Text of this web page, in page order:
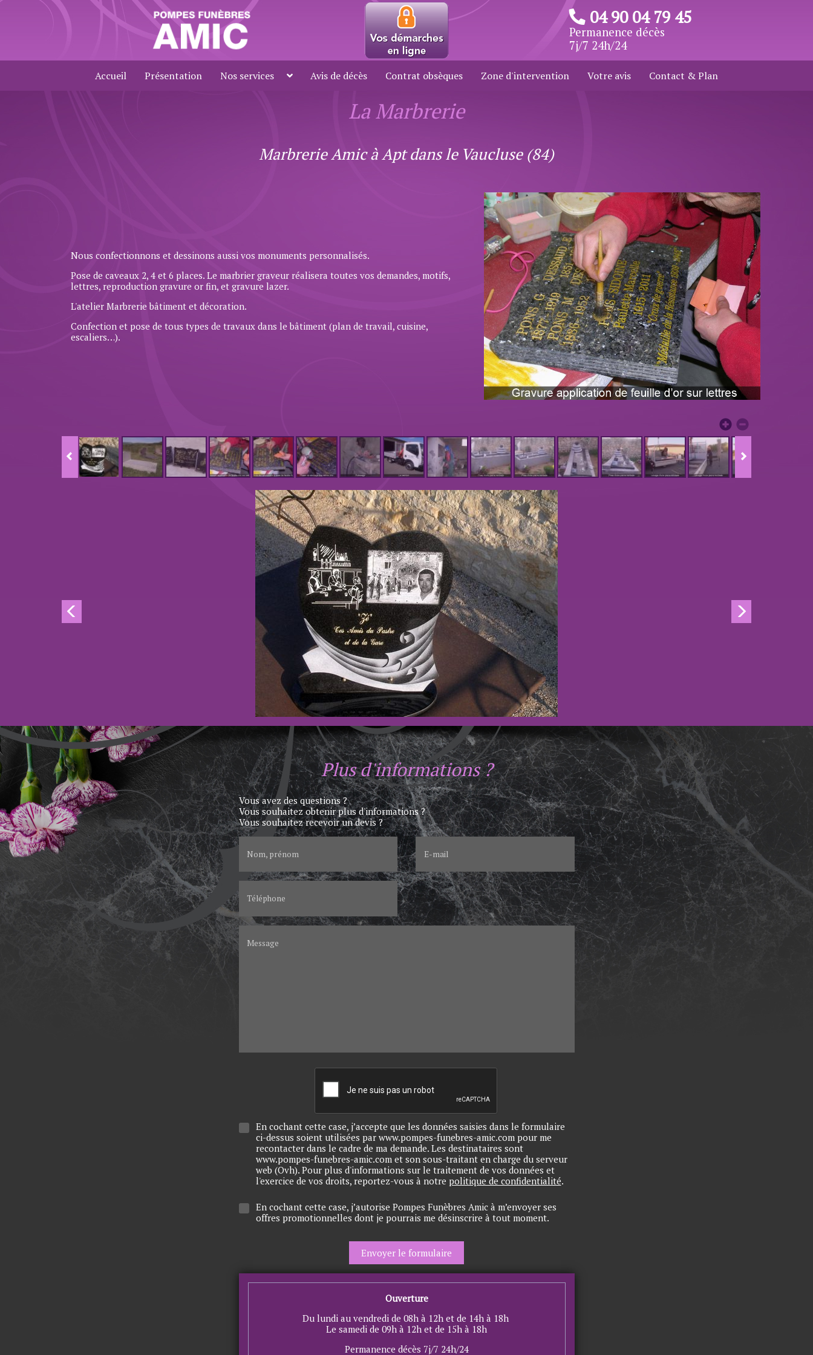
04 90 04 79 45
Permanence décès
7j/7 24h/24
Accueil Présentation Nos services Avis de décès Contrat obsèques Zone d'intervention Votre avis Contact & Plan
La Marbrerie
Marbrerie Amic à Apt dans le Vaucluse (84)
Nous confectionnons et dessinons aussi vos monuments personnalisés.
Pose de caveaux 2, 4 et 6 places. Le marbrier graveur réalisera toutes vos demandes, motifs,
lettres, reproduction gravure or fin, et gravure lazer.
L'atelier Marbrerie bâtiment et décoration.
Confection et pose de tous types de travaux dans le bâtiment (plan de travail, cuisine,
escaliers…).
Plus d'informations ?
Vous avez des questions ?
Vous souhaitez obtenir plus d'informations ?
Vous souhaitez recevoir un devis ?
Nom, prénom E-mail
Téléphone
Message
En cochant cette case, j’accepte que les données saisies dans le formulaire
ci-dessus soient utilisées par www.pompes-funebres-amic.com pour me
recontacter dans le cadre de ma demande. Les destinataires sont
www.pompes-funebres-amic.com et son sous-traitant en charge du serveur
web (Ovh). Pour plus d'informations sur le traitement de vos données et
l'exercice de vos droits, reportez-vous à notre politique de confidentialité.
En cochant cette case, j’autorise Pompes Funèbres Amic à m’envoyer ses
offres promotionnelles dont je pourrais me désinscrire à tout moment.
Ouverture
Du lundi au vendredi de 08h à 12h et de 14h à 18h
Le samedi de 09h à 12h et de 15h à 18h
Permanence décès 7j/7 24h/24